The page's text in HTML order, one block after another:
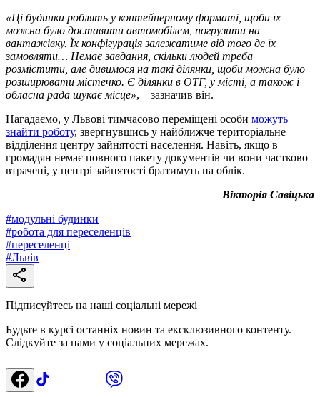
«Ці будинки роблять у контейнерному форматі, щоби їх
можна було доставити автомобілем, погрузити на
вантажівку. Їх конфігурація залежатиме від того де їх
замовляти… Немає завдання, скільки людей треба
розмістити, але дивимося на такі ділянки, щоби можна було
розширювати містечко. Є ділянки в ОТГ, у місті, а також і
обласна рада шукає місце», – зазначив він.
Нагадаємо, у Львові тимчасово переміщені особи можуть
знайти роботу, звергнувшись у найближче територіальне
відділення центру зайнятості населення. Навіть, якщо в
громадян немає повного пакету документів чи вони частково
втрачені, у центрі зайнятості братимуть на облік.
Вікторія Савіцька
#модульні будинки
#робота для переселенців
#переселенці
#Львів
Підписуйтесь на наші соціальні мережі
Будьте в курсі останніх новин та ексклюзивного контенту.
Слідкуйте за нами у соціальних мережах.